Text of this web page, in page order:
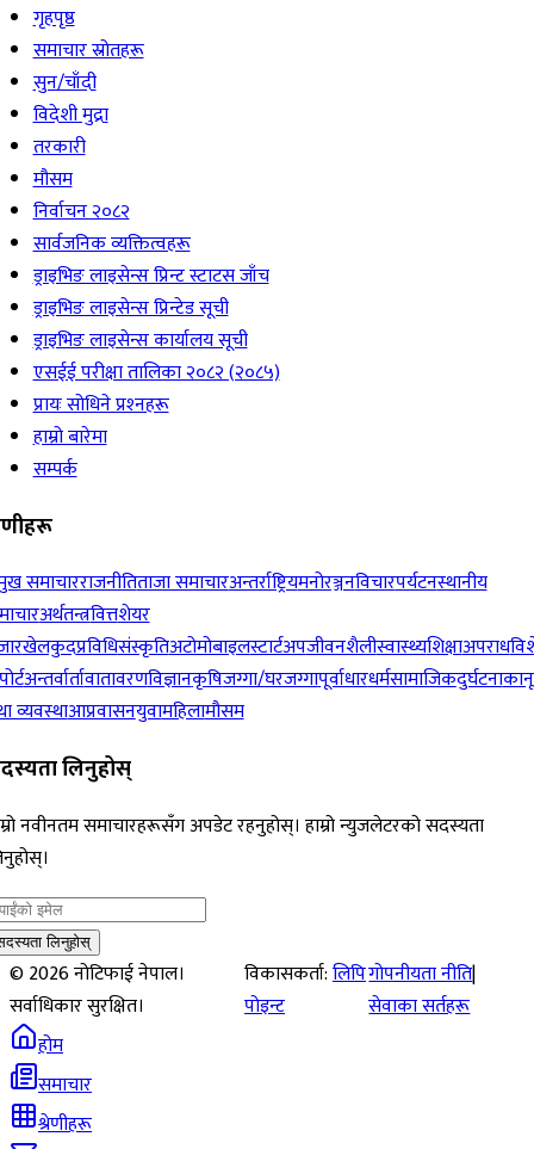
गृहपृष्ठ
समाचार स्रोतहरू
सुन/चाँदी
विदेशी मुद्रा
तरकारी
मौसम
निर्वाचन २०८२
सार्वजनिक व्यक्तित्वहरू
ड्राइभिङ लाइसेन्स प्रिन्ट स्टाटस जाँच
ड्राइभिङ लाइसेन्स प्रिन्टेड सूची
ड्राइभिङ लाइसेन्स कार्यालय सूची
एसईई परीक्षा तालिका २०८२ (२०८५)
प्रायः सोधिने प्रश्‍नहरू
हाम्रो बारेमा
सम्पर्क
समाचारराजनीतिताजा समाचारअन्तर्राष्ट्रियमनोरञ्जनविचारपर्यटनस्थानीय
अर्थतन्त्रवित्तशेयर
खेलकुदप्रविधिसंस्कृतिअटोमोबाइलस्टार्टअपजीवनशैलीस्वास्थ्यशिक्षाअपराध
अन्तर्वार्तावातावरणविज्ञानकृषिजग्गा/घरजग्गापूर्वाधारधर्मसामाजिकदुर्घटना
व्यवस्थाआप्रवासनयुवामहिलामौसम
लिनुहोस्
नवीनतम समाचारहरूसँग अपडेट रहनुहोस्। हाम्रो न्युजलेटरको सदस्यता
लिनुहोस्
©2026नोटिफाई नेपाल।
सर्वाधिकार सुरक्षित।
विकासकर्ता:लिपि
पोइन्ट
गोपनीयता नीति|
सेवाका सर्तहरू
होम
समाचार
श्रेणीहरू